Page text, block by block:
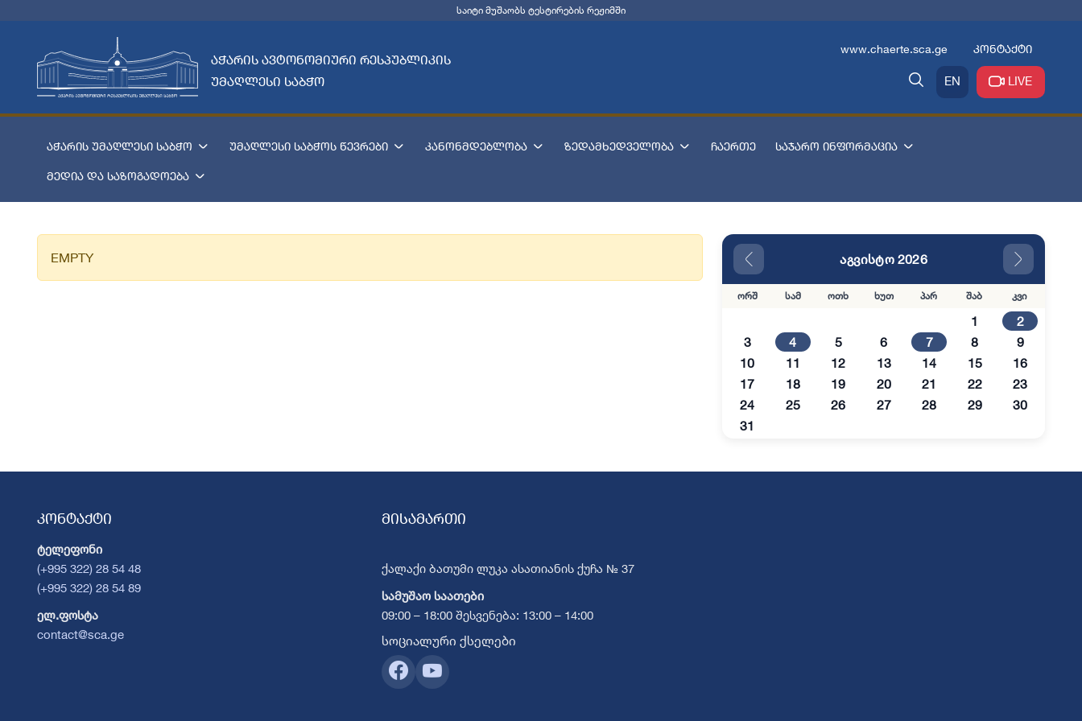
საიტი მუშაობს ტესტირების რეჟიმში
აჭარის ავტონომიური რესპუბლიკის
უმაღლესი საბჭო
www.chaerte.sca.ge კონტაქტი
EN LIVE
აჭარის უმაღლესი საბჭო უმაღლესი საბჭოს წევრები კანონმდებლობა ზედამხედველობა ჩაერთე საჯარო ინფორმაცია
მედია და საზოგადოება
EMPTY აგვისტო 2026
ორშ სამ ოთხ ხუთ პარ შაბ კვი
1
2
3
4 5 6 7 8
9
10
11 12 13 14 15
16
17
18 19 20 21 22
23
24
25 26 27 28 29
30
31
კონტაქტი
ტელეფონი
(+995 322) 28 54 48
(+995 322) 28 54 89
ელ.ფოსტა
contact@sca.ge
მისამართი
ქალაქი ბათუმი ლუკა ასათიანის ქუჩა № 37
სამუშაო საათები
09:00 – 18:00 შესვენება: 13:00 – 14:00
სოციალური ქსელები